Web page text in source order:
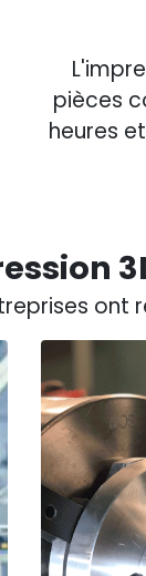
pièces
heures
ont